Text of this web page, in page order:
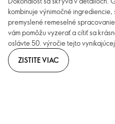
kombinuje výnimočné
premyslené remeselné
vám pomôžu vyzerať a cítiť sa
oslávte 50. výročie tejto
ZISTITE VIAC